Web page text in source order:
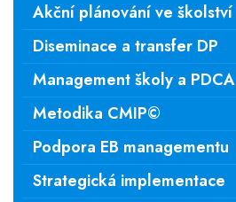
Akční plánování ve školství
Diseminace a transfer DP
Management školy a PDCA
Metodika CMIP©
Podpora EB managementu
Strategická implementace